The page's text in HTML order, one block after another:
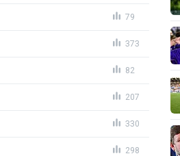
79
373
82
207
330
298